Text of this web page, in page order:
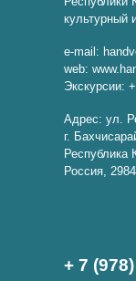
культурный
e-mail:
web:
Экскурсии:
Адрес: ул.
г.
Республика
Россия,
+ 7